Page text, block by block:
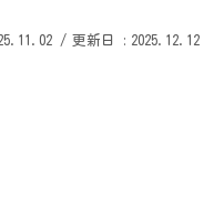
2025.12.12